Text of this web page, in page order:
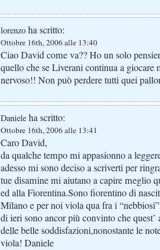
lorenzo ha scritto:
Ottobre 16th, 2006 alle 13:40
Ciao David come va?? Ho un solo
quello che se Liverani continua a giocare
nervoso!! Non può perdere tutti quei
Daniele ha scritto:
Ottobre 16th, 2006 alle 13:41
Caro David,
da qualche tempo mi appasionno a
adesso mi sono deciso a scriverti per
tue disamine mi aiutano a capire meglio
ed alla Fiorentina.Sono fiorentino di
Milano e per noi viola qua fra i
di ieri sono ancor più convinto che
delle belle soddisfazioni,nonostante le
viola! Daniele